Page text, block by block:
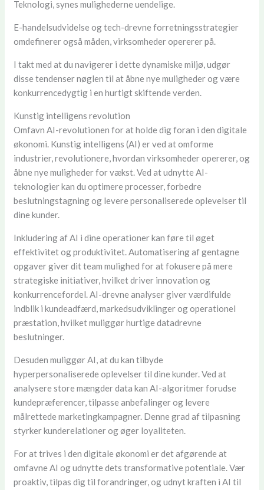
Teknologi, synes mulighederne uendelige.
E-handelsudvidelse og tech-drevne forretningsstrategier
omdefinerer også måden, virksomheder opererer på.
I takt med at du navigerer i dette dynamiske miljø, udgør
disse tendenser nøglen til at åbne nye muligheder og være
konkurrencedygtig i en hurtigt skiftende verden.
Kunstig intelligens revolution
Omfavn AI-revolutionen for at holde dig foran i den digitale
økonomi. Kunstig intelligens (AI) er ved at omforme
industrier, revolutionere, hvordan virksomheder opererer, og
åbne nye muligheder for vækst. Ved at udnytte AI-
teknologier kan du optimere processer, forbedre
beslutningstagning og levere personaliserede oplevelser til
dine kunder.
Inkludering af AI i dine operationer kan føre til øget
effektivitet og produktivitet. Automatisering af gentagne
opgaver giver dit team mulighed for at fokusere på mere
strategiske initiativer, hvilket driver innovation og
konkurrencefordel. AI-drevne analyser giver værdifulde
indblik i kundeadfærd, markedsudviklinger og operationel
præstation, hvilket muliggør hurtige datadrevne
beslutninger.
Desuden muliggør AI, at du kan tilbyde
hyperpersonaliserede oplevelser til dine kunder. Ved at
analysere store mængder data kan AI-algoritmer forudse
kundepræferencer, tilpasse anbefalinger og levere
målrettede marketingkampagner. Denne grad af tilpasning
styrker kunderelationer og øger loyaliteten.
For at trives i den digitale økonomi er det afgørende at
omfavne AI og udnytte dets transformative potentiale. Vær
proaktiv, tilpas dig til forandringer, og udnyt kraften i AI til